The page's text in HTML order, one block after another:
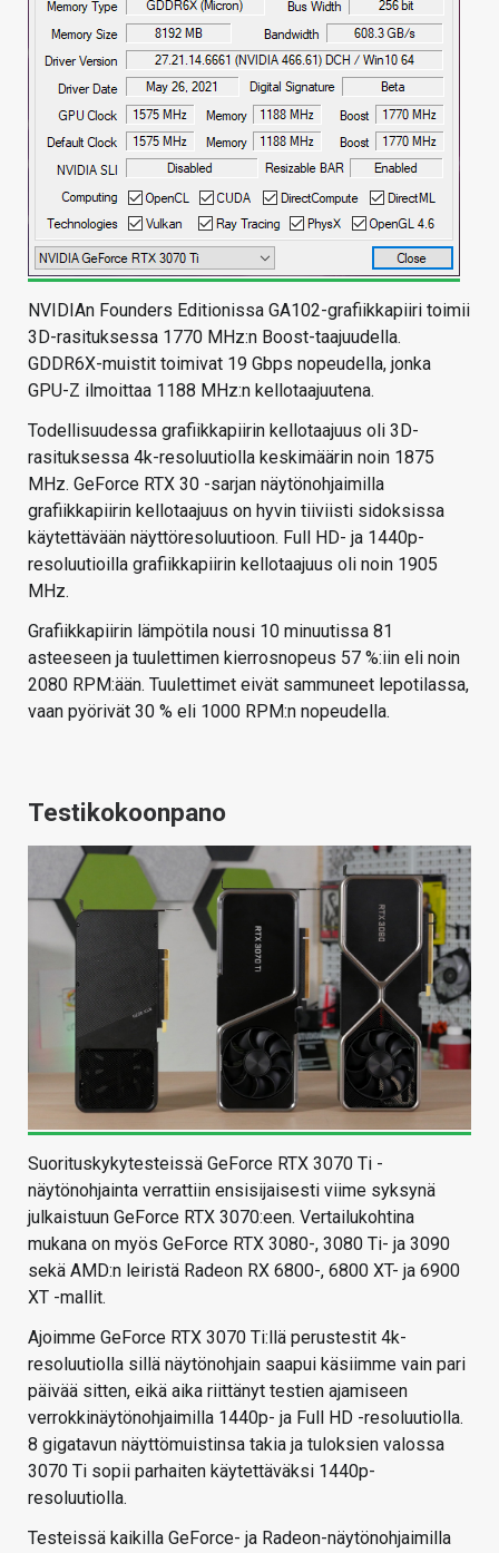
NVIDIAn Founders Editionissa GA102-grafiikkapiiri toimii
3D-rasituksessa 1770 MHz:n Boost-taajuudella.
GDDR6X-muistit toimivat 19 Gbps nopeudella, jonka
GPU-Z ilmoittaa 1188 MHz:n kellotaajuutena.
Todellisuudessa grafiikkapiirin kellotaajuus oli 3D-
rasituksessa 4k-resoluutiolla keskimäärin noin 1875
MHz. GeForce RTX 30 -sarjan näytönohjaimilla
grafiikkapiirin kellotaajuus on hyvin tiiviisti sidoksissa
käytettävään näyttöresoluutioon. Full HD- ja 1440p-
resoluutioilla grafiikkapiirin kellotaajuus oli noin 1905
MHz.
Grafiikkapiirin lämpötila nousi 10 minuutissa 81
asteeseen ja tuulettimen kierrosnopeus 57 %:iin eli noin
2080 RPM:ään. Tuulettimet eivät sammuneet lepotilassa,
vaan pyörivät 30 % eli 1000 RPM:n nopeudella.
Testikokoonpano
Suorituskykytesteissä GeForce RTX 3070 Ti -
näytönohjainta verrattiin ensisijaisesti viime syksynä
julkaistuun GeForce RTX 3070:een. Vertailukohtina
mukana on myös GeForce RTX 3080-, 3080 Ti- ja 3090
sekä AMD:n leiristä Radeon RX 6800-, 6800 XT- ja 6900
XT -mallit.
Ajoimme GeForce RTX 3070 Ti:llä perustestit 4k-
resoluutiolla sillä näytönohjain saapui käsiimme vain pari
päivää sitten, eikä aika riittänyt testien ajamiseen
verrokkinäytönohjaimilla 1440p- ja Full HD -resoluutiolla.
8 gigatavun näyttömuistinsa takia ja tuloksien valossa
3070 Ti sopii parhaiten käytettäväksi 1440p-
resoluutiolla.
Testeissä kaikilla GeForce- ja Radeon-näytönohjaimilla